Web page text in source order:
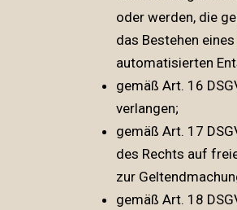
oder werden, die
das Bestehen
automatisierten
gemäß Art. 16
verlangen;
gemäß Art. 17
des Rechts auf
zur
gemäß Art. 18